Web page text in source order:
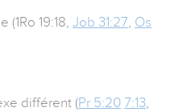
19:18, Job 31:27, Os
différent (Pr 5:20 7:13,